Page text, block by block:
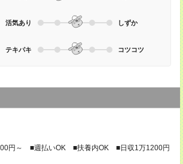
活気あり しずか
テキパキ コツコツ
円～ ■週払いOK ■扶養内OK ■日収1万1200円